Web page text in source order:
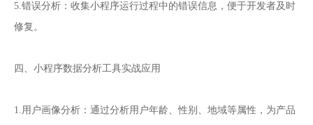
5.错误分析：收集小程序运行过程中的错误信息，便于开发者及时
修复。
四、小程序数据分析工具实战应用
1.用户画像分析：通过分析用户年龄、性别、地域等属性，为产品